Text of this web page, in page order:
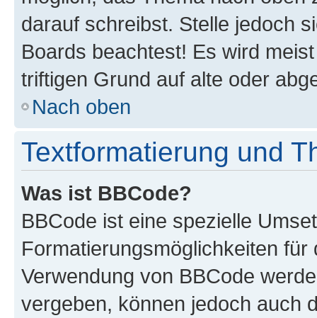
darauf schreibst. Stelle jedoch
Boards beachtest! Es wird
triftigen Grund auf alte oder
Nach oben
Textformatierung und
Was ist BBCode?
BBCode ist eine spezielle
Formatierungsmöglichkeiten
Verwendung von BBCode
vergeben, können jedoch auch